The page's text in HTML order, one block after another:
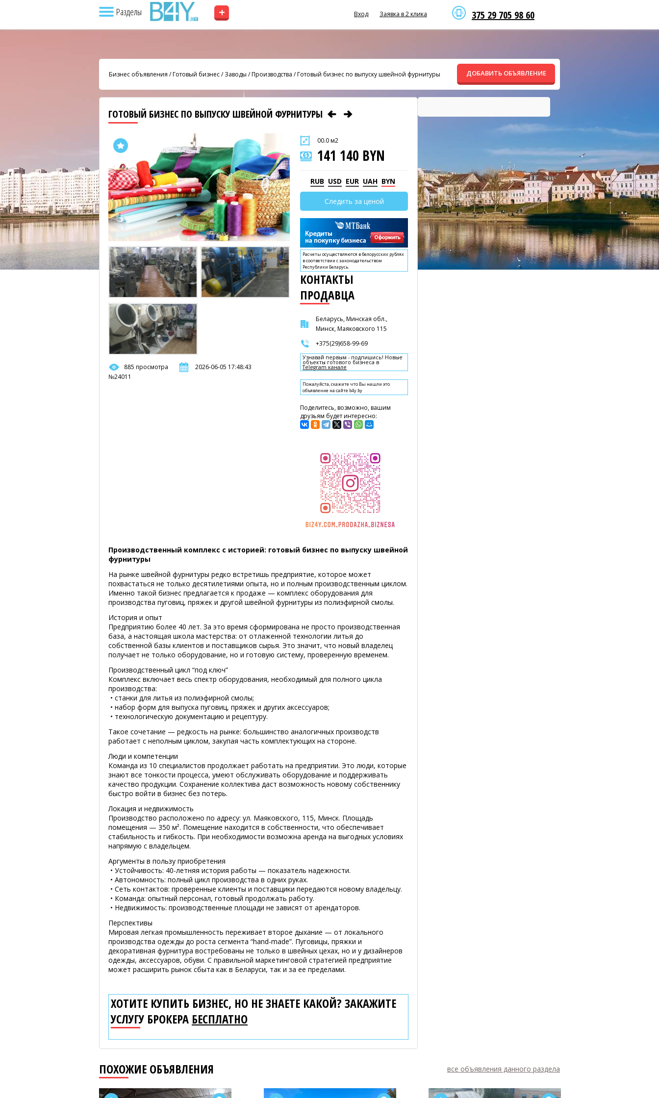
Разделы + 375 29 705 98 60
Вход Заявка в 2 клика
Бизнес объявления /Готовый бизнес/Заводы / Производства /Готовый бизнес по выпуску швейной фурнитуры ДОБАВИТЬ ОБЪЯВЛЕНИЕ
ГОТОВЫЙ БИЗНЕС ПО ВЫПУСКУ ШВЕЙНОЙ ФУРНИТУРЫ
885 просмотра
2026-06-05 17:48:43
№24011
00.0 м2
141 140 BYN
RUB USD EUR UAH BYN
Следить за ценой
Расчеты осуществляются в белорусских рублях
в соответствии с законодательством
Республики Беларусь.
КОНТАКТЫ
ПРОДАВЦА
Беларусь, Минская обл.,
Минск, Маяковского 115
+375(29)658-99-69
Узнавай первым - подпишись! Новые
объекты готового бизнеса в
Telegram канале
Пожалуйста, скажите что Вы нашли это
объявление на сайте b4y.by
Поделитесь, возможно, вашим
друзьям будет интересно:
Производственный комплекс с историей: готовый бизнес по выпуску швейной
фурнитуры
На рынке швейной фурнитуры редко встретишь предприятие, которое может
похвастаться не только десятилетиями опыта, но и полным производственным циклом.
Именно такой бизнес предлагается к продаже — комплекс оборудования для
производства пуговиц, пряжек и другой швейной фурнитуры из полиэфирной смолы.
История и опыт
Предприятию более 40 лет. За это время сформирована не просто производственная
база, а настоящая школа мастерства: от отлаженной технологии литья до
собственной базы клиентов и поставщиков сырья. Это значит, что новый владелец
получает не только оборудование, но и готовую систему, проверенную временем.
Производственный цикл “под ключ”
Комплекс включает весь спектр оборудования, необходимый для полного цикла
производства:
• станки для литья из полиэфирной смолы;
• набор форм для выпуска пуговиц, пряжек и других аксессуаров;
• технологическую документацию и рецептуру.
Такое сочетание — редкость на рынке: большинство аналогичных производств
работает с неполным циклом, закупая часть комплектующих на стороне.
Люди и компетенции
Команда из 10 специалистов продолжает работать на предприятии. Это люди, которые
знают все тонкости процесса, умеют обслуживать оборудование и поддерживать
качество продукции. Сохранение коллектива даст возможность новому собственнику
быстро войти в бизнес без потерь.
Локация и недвижимость
Производство расположено по адресу: ул. Маяковского, 115, Минск. Площадь
помещения — 350 м². Помещение находится в собственности, что обеспечивает
стабильность и гибкость. При необходимости возможна аренда на выгодных условиях
напрямую с владельцем.
Аргументы в пользу приобретения
• Устойчивость: 40-летняя история работы — показатель надежности.
• Автономность: полный цикл производства в одних руках.
• Сеть контактов: проверенные клиенты и поставщики передаются новому владельцу.
• Команда: опытный персонал, готовый продолжать работу.
• Недвижимость: производственные площади не зависят от арендаторов.
Перспективы
Мировая легкая промышленность переживает второе дыхание — от локального
производства одежды до роста сегмента “hand-made”. Пуговицы, пряжки и
декоративная фурнитура востребованы не только в швейных цехах, но и у дизайнеров
одежды, аксессуаров, обуви. С правильной маркетинговой стратегией предприятие
может расширить рынок сбыта как в Беларуси, так и за ее пределами.
ХОТИТЕ КУПИТЬ БИЗНЕС, НО НЕ ЗНАЕТЕ КАКОЙ? ЗАКАЖИТЕ
УСЛУГУ БРОКЕРА БЕСПЛАТНО
ПОХОЖИЕ ОБЪЯВЛЕНИЯ все объявления данного раздела